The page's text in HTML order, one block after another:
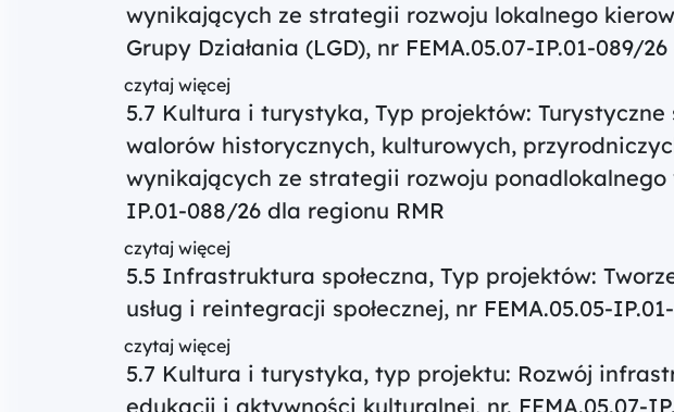
wynikających ze strategii rozwoju lokalnego
Grupy Działania (LGD), nr FEMA.05.07-IP.01-089/
czytaj więcej
5.7 Kultura i turystyka, Typ projektów:
walorów historycznych, kulturowych,
wynikających ze strategii rozwoju
IP.01-088/26 dla regionu RMR
czytaj więcej
5.5 Infrastruktura społeczna, Typ projektów:
usług i reintegracji społecznej, nr FEMA.05.05-
czytaj więcej
5.7 Kultura i turystyka, typ projektu: Rozwój
edukacji i aktywności kulturalnej, nr. FEMA.05.07-